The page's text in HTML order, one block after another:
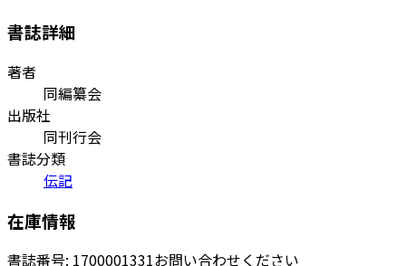
書誌詳細
著者
同編纂会
出版社
同刊行会
書誌分類
伝記
在庫情報
書誌番号: 1700001331お問い合わせください